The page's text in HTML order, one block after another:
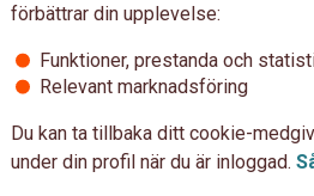
förbättrar din upplevelse:
Funktioner, prestanda och
Relevant marknadsföring
Du kan ta tillbaka ditt cookie-
under din profil när du är inloggad.